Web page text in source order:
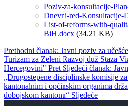
Poziv-za-konsultacije-
Dnevni-red-Konsultacije-
List-of-reforms-with-
BiH.docx (34.21 KB)
Prethodni članak: Javni poziv za
Turizam za Zeleni Razvoj duž Staza
Hercegovini" Pret Sljedeći članak:
„Drugostepene disciplinske komisije
kantonalnim i općinskim organima
dobojskom kantonu“ Sljedeće